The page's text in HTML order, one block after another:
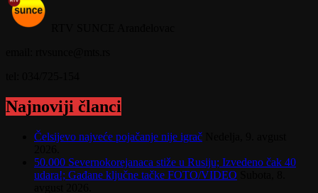
Najnoviji članci
Čelsijevo najveće pojačanje nije igrač
50.000 Severnokorejanaca stiže u Rusiju; Izvedeno čak 40
udara!; Gađane ključne tačke FOTO/VIDEO